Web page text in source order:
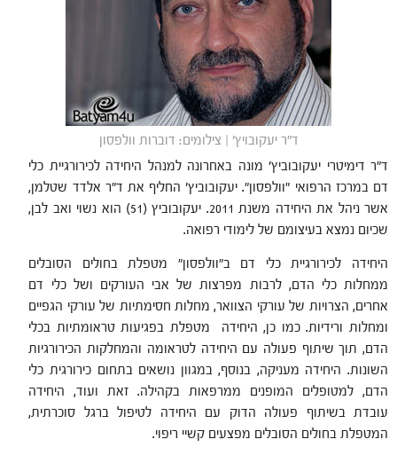
ד"ר יעקובויץ' | צילומים: דוברות וולפסון
ד"ר דימיטרי יעקובוביץ' מונה באחרונה למנהל היחידה לכירורגיית כלי
דם במרכז הרפואי "וולפסון". יעקובוביץ' החליף את ד"ר אלדד שטלמן,
אשר ניהל את היחידה משנת 2011. יעקובוביץ (51) הוא נשוי ואב לבן,
שכיום נמצא בעיצומם של לימודי רפואה.
היחידה לכירורגיית כלי דם ב"וולפסון" מטפלת בחולים הסובלים
ממחלות כלי הדם, לרבות מפרצות של אבי העורקים ושל כלי דם
אחרים, הצרויות של עורקי הצוואר, מחלות חסימתיות של עורקי הגפיים
ומחלות ורידיות. כמו כן, היחידה מטפלת בפגיעות טראומתיות בכלי
הדם, תוך שיתוף פעולה עם היחידה לטראומה והמחלקות הכירורגיות
השונות. היחידה מעניקה, בנוסף, במגוון נושאים בתחום כירורגית כלי
הדם, למטופלים המופנים ממרפאות בקהילה. זאת ועוד, היחידה
עובדת בשיתוף פעולה הדוק עם היחידה לטיפול ברגל סוכרתית,
המטפלת בחולים הסובלים מפצעים קשיי ריפוי.